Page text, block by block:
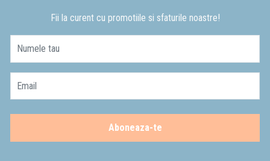
Fii la curent cu promotiile si sfaturile noastre!
Numele tau
Email
Aboneaza-te